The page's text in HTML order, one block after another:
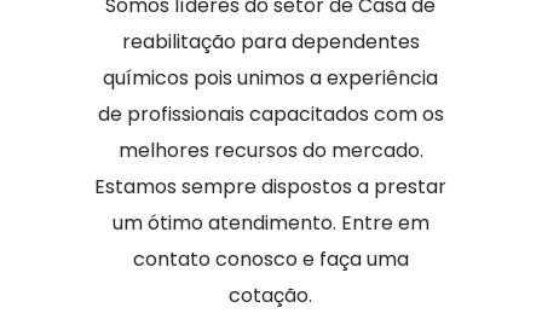
reabilitação para dependentes
químicos pois unimos a experiência
de profissionais capacitados com os
melhores recursos do mercado.
Estamos sempre dispostos a prestar
um ótimo atendimento. Entre em
contato conosco e faça uma
cotação.